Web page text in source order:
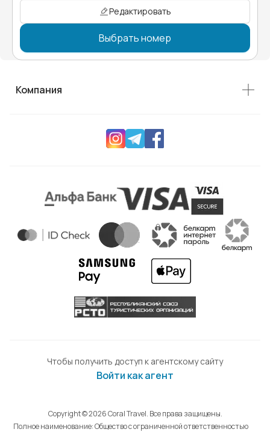
Редактировать
Выбрать номер
Компания
Чтобы получить доступ к агентскому сайту
Войти как агент
Copyright © 2026 Coral Travel. Все права защищены.
Полное наименование: Общество с ограниченной ответственностью